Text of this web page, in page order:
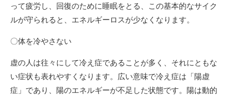
って疲労し、回復のために睡眠をとる、この基本的なサイク
ルが守られると、エネルギーロスが少なくなります。
〇体を冷やさない
虚の人は往々にして冷え症であることが多く、それにともな
い症状も表れやすくなります。広い意味で冷え症は「陽虚
症」であり、陽のエネルギーが不足した状態です。陽は動的